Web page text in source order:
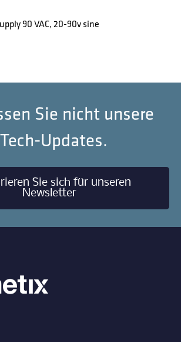
90 VAC, 20-90v sine
Sie nicht unsere
Tech-Updates.
Sie sich für unseren
Newsletter